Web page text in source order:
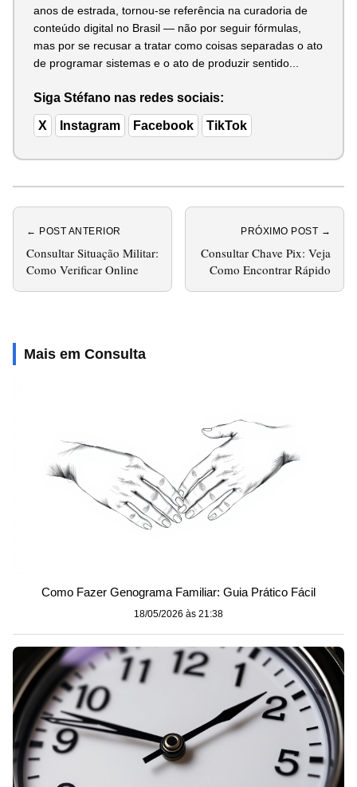
anos de estrada, tornou-se referência na curadoria de
conteúdo digital no Brasil — não por seguir fórmulas,
mas por se recusar a tratar como coisas separadas o ato
de programar sistemas e o ato de produzir sentido...
Siga Stéfano nas redes sociais:
X Instagram Facebook TikTok
← POST ANTERIOR
Consultar Situação Militar:
Como Verificar Online
PRÓXIMO POST →
Consultar Chave Pix: Veja
Como Encontrar Rápido
Mais em Consulta
Como Fazer Genograma Familiar: Guia Prático Fácil
18/05/2026 às 21:38